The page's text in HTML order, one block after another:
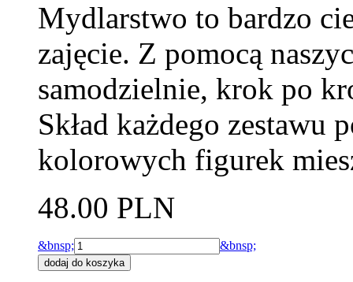
Mydlarstwo to bardzo
zajęcie. Z pomocą
samodzielnie, krok po
Skład każdego zestawu
kolorowych figurek
48.00 PLN
&bnsp; &bnsp;